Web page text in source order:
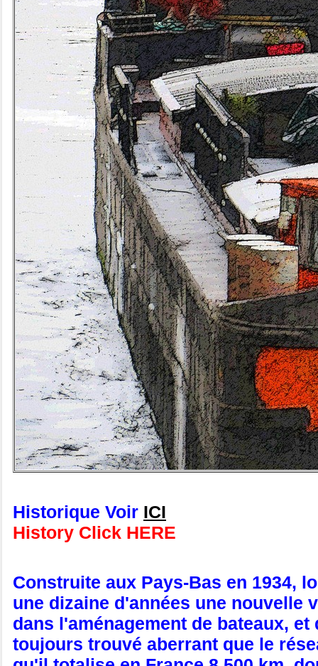
Historique Voir ICI
History Click HERE
Construite aux Pays-Bas en 1934,
une dizaine d'années une nouvelle
dans l'aménagement de bateaux,
toujours trouvé aberrant que le